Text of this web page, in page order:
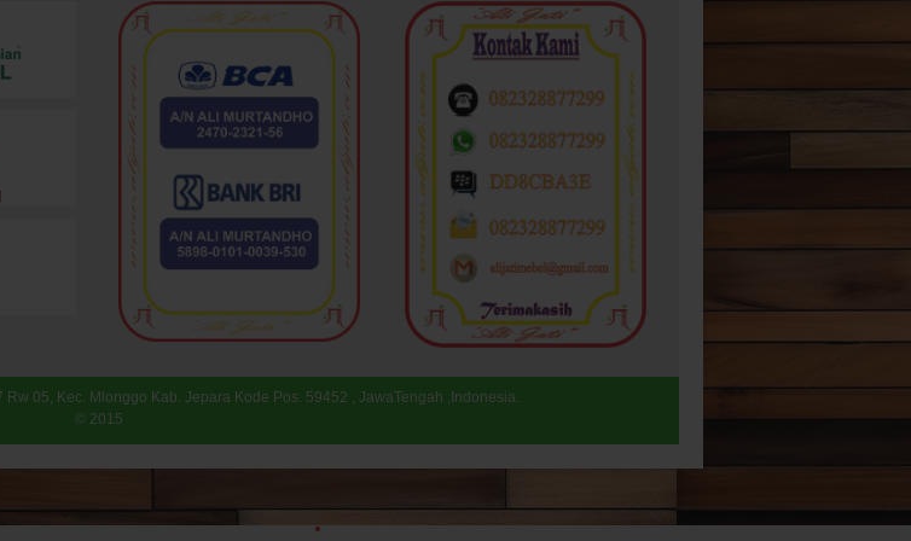
05, Kec. Mlonggo Kab. Jepara Kode Pos. 59452 , JawaTengah ,Indonesia.
© 2015